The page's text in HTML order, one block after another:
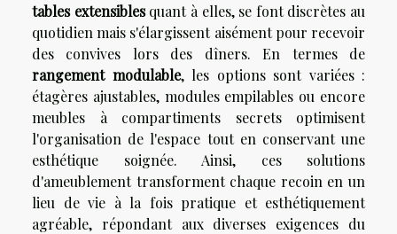
tables extensiblesquant à elles, se font discrètes au
quotidien mais s'élargissent aisément pour recevoir
des convives lors des dîners. En termes de
rangement modulable, les options sont variées :
étagères ajustables, modules empilables ou encore
meubles à compartiments secrets optimisent
l'organisation de l'espace tout en conservant une
esthétique soignée. Ainsi, ces solutions
d'ameublement transforment chaque recoin en un
lieu de vie à la fois pratique et esthétiquement
agréable, répondant aux diverses exigences du